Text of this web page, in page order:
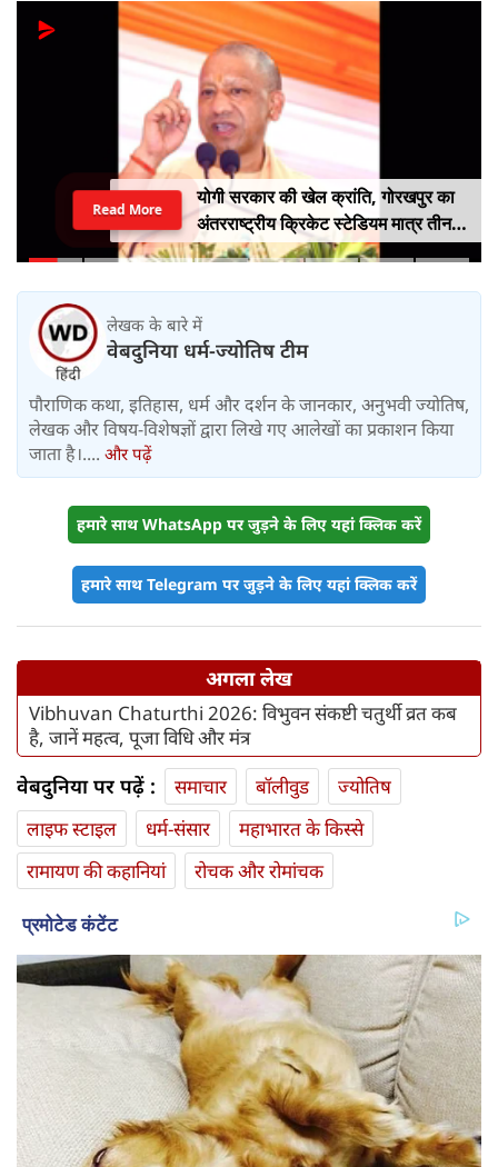
योगी सरकार की खेल क्रांति, गोरखपुर का
अंतरराष्ट्रीय क्रिकेट स्टेडियम मात्र तीन
महीने में लगभग 20% तैयार
Read More
लेखक के बारे में
वेबदुनिया धर्म-ज्योतिष टीम
पौराणिक कथा, इतिहास, धर्म और दर्शन के जानकार, अनुभवी ज्योतिष,
लेखक और विषय-विशेषज्ञों द्वारा लिखे गए आलेखों का प्रकाशन किया
जाता है।.... और पढ़ें
हमारे साथ WhatsApp पर जुड़ने के लिए यहां क्लिक करें
हमारे साथ Telegram पर जुड़ने के लिए यहां क्लिक करें
अगला लेख
Vibhuvan Chaturthi 2026: विभुवन संकष्टी चतुर्थी व्रत कब
है, जानें महत्व, पूजा विधि और मंत्र
वेबदुनिया पर पढ़ें : समाचार बॉलीवुड
ज्योतिष
लाइफ स्‍टाइल
धर्म-संसार
महाभारत के किस्से
रामायण की कहानियां
रोचक और रोमांचक